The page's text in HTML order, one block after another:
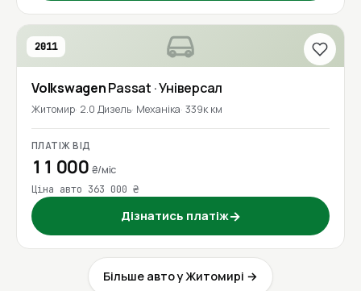
2011
VolkswagenPassat · Універсал
Житомир 2.0 Дизель Механіка 339к км
ПЛАТІЖ ВІД
11 000 ₴/міс
Ціна авто 363 000 ₴
Дізнатись платіж→
Більше авто у Житомирі →